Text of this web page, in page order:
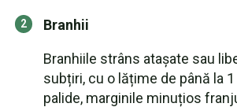
Branhii
Branhiile strâns atașate sau
subțiri, cu o lățime de până la
palide, marginile minuțios